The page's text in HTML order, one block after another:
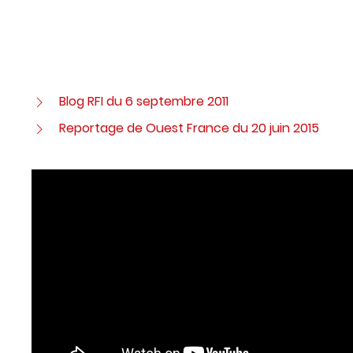
Blog RFI du 6 septembre 2011
Reportage de Ouest France du 20 juin 2015